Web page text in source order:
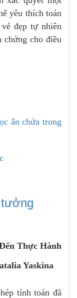
yêu thích toán
đẹp tự nhiên
chứng cho điều
ẩn chứa trong
Thực Hành
Yaskina
tính toán đã